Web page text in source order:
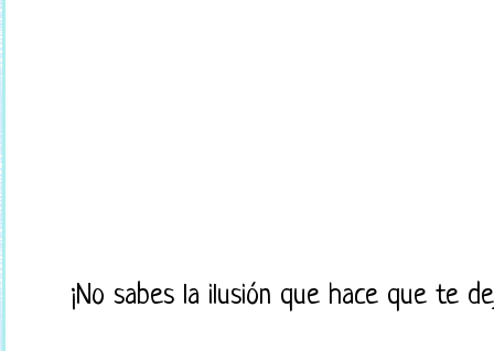
¡No sabes la ilusión que hace que te